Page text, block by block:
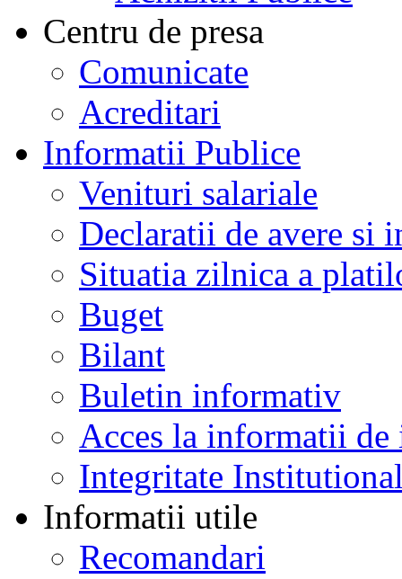
Centru de presa
Comunicate
Acreditari
Informatii Publice
Venituri salariale
Declaratii de avere si
Situatia zilnica a
Buget
Bilant
Buletin informativ
Acces la informatii de
Integritate
Informatii utile
Recomandari